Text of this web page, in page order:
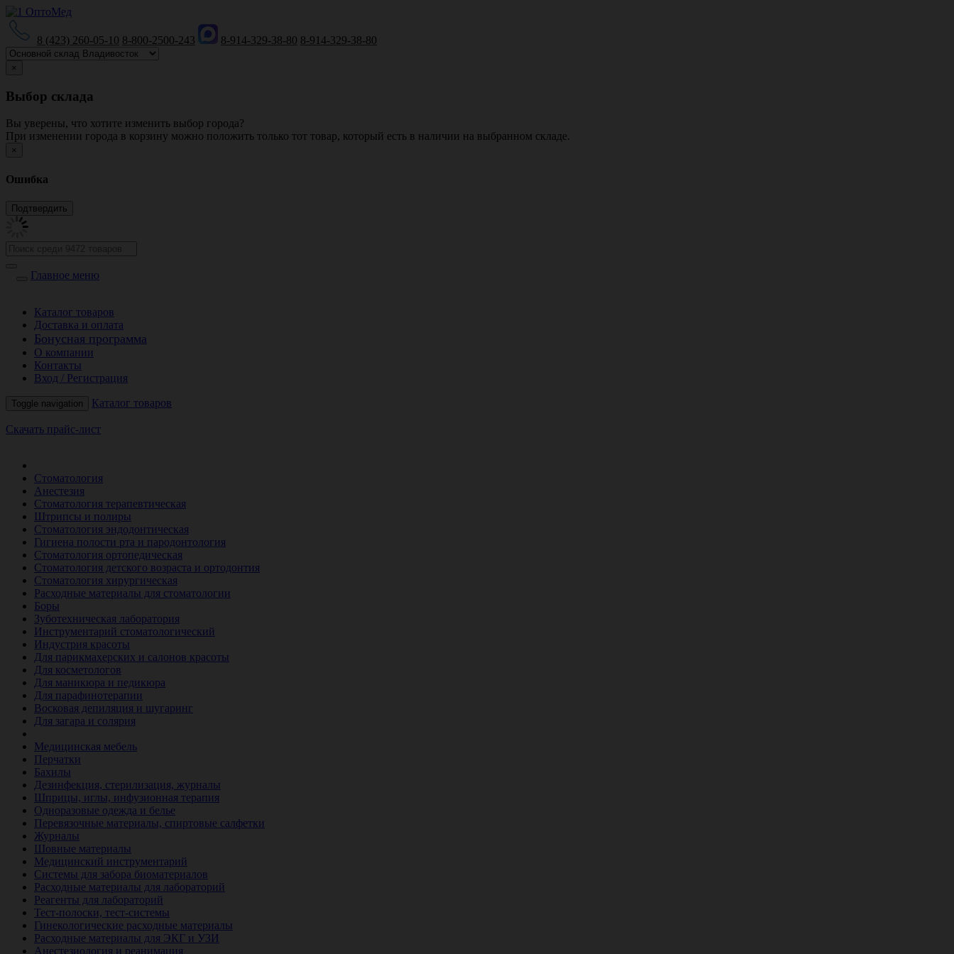
8 (423) 260-05-10 8-800-2500-243 8-914-329-38-80 8-914-329-38-80
×
Выбор склада
Вы уверены, что хотите изменить выбор города?
При изменении города в корзину можно положить только тот товар, который есть в наличии на выбранном складе.
×
Ошибка
Главное меню
Каталог товаров
Доставка и оплата
Бонусная программа
О компании
Контакты
Вход / Регистрация
Toggle navigation Каталог товаров
Скачать прайс-лист
Стоматология
Анестезия
Стоматология терапевтическая
Штрипсы и полиры
Стоматология эндодонтическая
Гигиена полости рта и пародонтология
Стоматология ортопедическая
Стоматология детского возраста и ортодонтия
Стоматология хирургическая
Расходные материалы для стоматологии
Боры
Зуботехническая лаборатория
Инструментарий стоматологический
Индустрия красоты
Для парикмахерских и салонов красоты
Для косметологов
Для маникюра и педикюра
Для парафинотерапии
Восковая депиляция и шугаринг
Для загара и солярия
Медицинская мебель
Перчатки
Бахилы
Дезинфекция, стерилизация, журналы
Шприцы, иглы, инфузионная терапия
Одноразовые одежда и белье
Перевязочные материалы, спиртовые салфетки
Журналы
Шовные материалы
Медицинский инструментарий
Системы для забора биоматериалов
Расходные материалы для лабораторий
Реагенты для лабораторий
Тест-полоски, тест-системы
Гинекологические расходные материалы
Расходные материалы для ЭКГ и УЗИ
Анестезиология и реанимация